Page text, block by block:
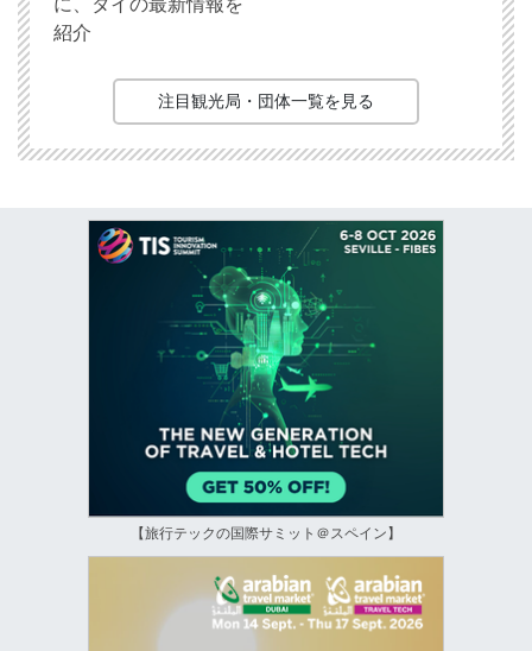
に、タイの最新情報を
紹介
注目観光局・団体一覧を見る
【旅行テックの国際サミット＠スペイン】